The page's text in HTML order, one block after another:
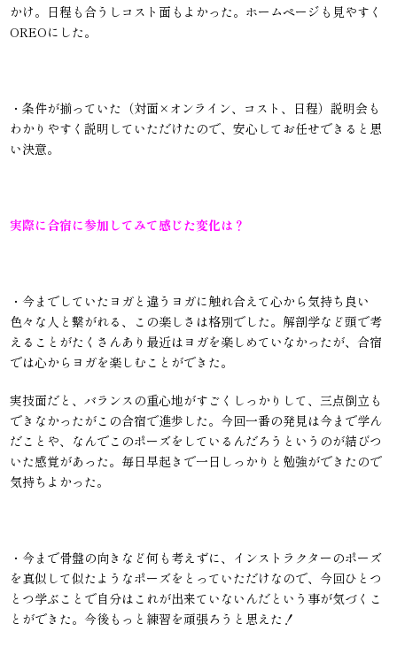
かけ。日程も合うしコスト面もよかった。ホームページも見やすく
OREOにした。
・条件が揃っていた（対面×オンライン、コスト、日程）説明会も
わかりやすく説明していただけたので、安心してお任せできると思
い決意。
実際に合宿に参加してみて感じた変化は？
・ 今までしていたヨガと違うヨガに触れ合えて心から気持ち良い
色々な人と繋がれる、この楽しさは格別でした。解剖学など頭で考
えることがたくさんあり最近はヨガを楽しめていなかったが、合宿
では心からヨガを楽しむことができた。
実技面だと、バランスの重心地がすごくしっかりして、三点倒立も
できなかったがこの合宿で進歩した。今回一番の発見は今まで学ん
だことや、なんでこのポーズをしているんだろうというのが結びつ
いた感覚があった。毎日早起きで一日しっかりと勉強ができたので
気持ちよかった。
・今まで骨盤の向きなど何も考えずに、インストラクターのポーズ
を真似して似たようなポーズをとっていただけなので、今回ひとつ
とつ学ぶことで自分はこれが出来ていないんだという事が気づくこ
とができた。今後もっと練習を頑張ろうと思えた！